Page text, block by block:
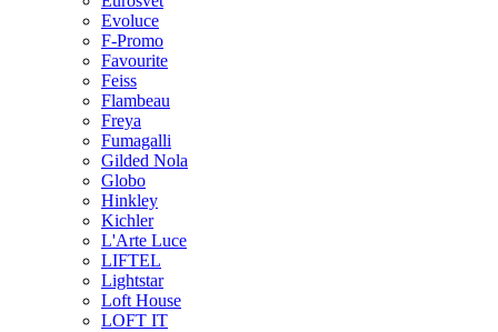
Evoluce
F-Promo
Favourite
Feiss
Flambeau
Freya
Fumagalli
Gilded Nola
Globo
Hinkley
Kichler
L'Arte Luce
LIFTEL
Lightstar
Loft House
LOFT IT